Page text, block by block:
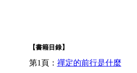
【書籍目錄】
第1頁： 禪定的前行是什麼